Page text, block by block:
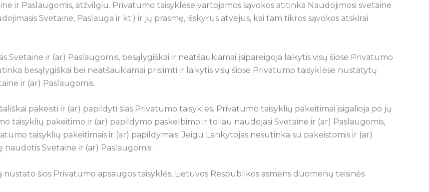
ir Paslaugomis, atžvilgiu. Privatumo taisyklėse vartojamos sąvokos atitinka Naudojimosi svetaine
Svetaine, Paslauga ir kt.) ir jų prasmę, išskyrus atvejus, kai tam tikros sąvokos atskirai
ir (ar) Paslaugomis, besąlygiškai ir neatšaukiamai įsipareigoja laikytis visų šiose Privatumo
besąlygiškai bei neatšaukiamai prisiimti ir laikytis visų šiose Privatumo taisyklėse nustatytų
ir (ar) Paslaugomis.
pakeisti ir (ar) papildyti šias Privatumo taisykles. Privatumo taisyklių pakeitimai įsigalioja po jų
taisyklių pakeitimo ir (ar) papildymo paskelbimo ir toliau naudojasi Svetaine ir (ar) Paslaugomis,
taisyklių pakeitimais ir (ar) papildymais. Jeigu Lankytojas nesutinka su pakeistomis ir (ar)
Svetaine ir (ar) Paslaugomis.
šios Privatumo apsaugos taisyklės, Lietuvos Respublikos asmens duomenų teisinės